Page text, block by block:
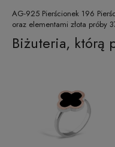
AG-925 Pierścionek 196
oraz elementami złota próby
Biżuteria, którą